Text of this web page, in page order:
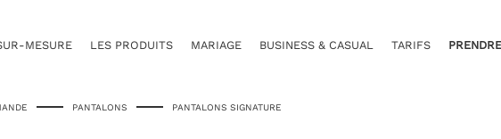
MESURE LES PRODUITS MARIAGE BUSINESS & CASUAL TARIFS
PANTALONS PANTALONS SIGNATURE